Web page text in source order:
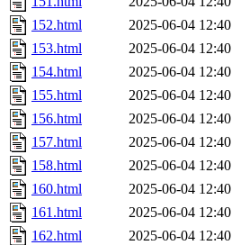
152.html
2025-06-04 12:40
153.html
2025-06-04 12:40
154.html
2025-06-04 12:40
155.html
2025-06-04 12:40
156.html
2025-06-04 12:40
157.html
2025-06-04 12:40
158.html
2025-06-04 12:40
160.html
2025-06-04 12:40
161.html
2025-06-04 12:40
162.html
2025-06-04 12:40